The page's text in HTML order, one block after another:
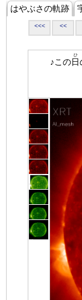
はやぶさの軌跡
<<< <<
♪この日
ひ